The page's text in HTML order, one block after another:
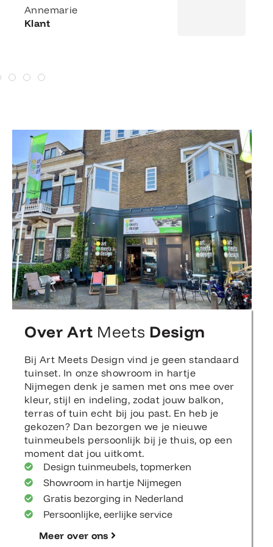
Annemarie
Klant
Over Art Meets Design
Bij Art Meets Design vind je geen standaard
tuinset. In onze showroom in hartje
Nijmegen denk je samen met ons mee over
kleur, stijl en indeling, zodat jouw balkon,
terras of tuin echt bij jou past. En heb je
gekozen? Dan bezorgen we je nieuwe
tuinmeubels persoonlijk bij je thuis, op een
moment dat jou uitkomt.
Design tuinmeubels, topmerken
Showroom in hartje Nijmegen
Gratis bezorging in Nederland
Persoonlijke, eerlijke service
Meer over ons